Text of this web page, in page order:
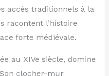
accès traditionnels à la
racontent l’histoire
forte médiévale.
au XIVe siècle, domine
clocher-mur